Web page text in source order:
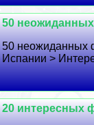
50
50 неожиданных
Испании >
20 интересных